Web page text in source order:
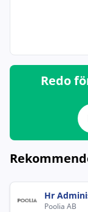
Redo
Hr
Poolia AB